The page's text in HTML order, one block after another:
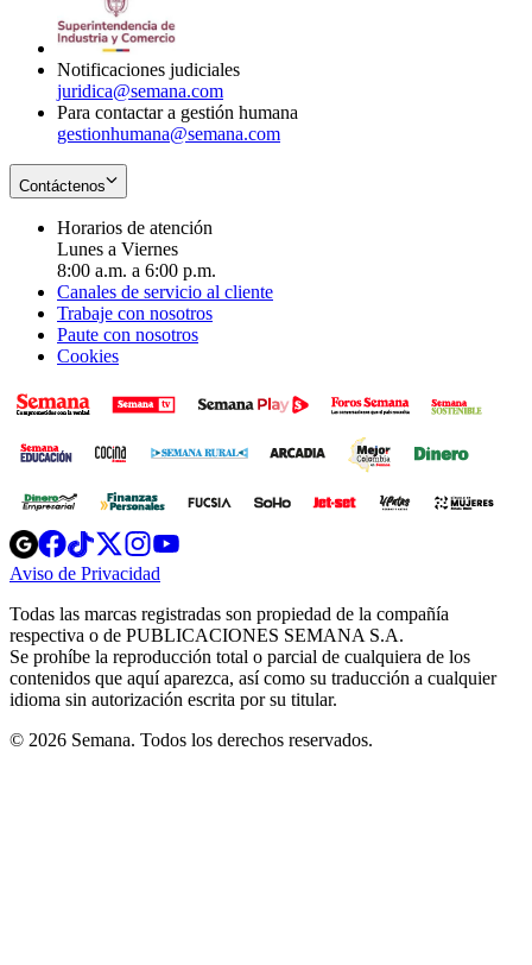
Notificaciones judiciales
juridica@semana.com
Para contactar a gestión humana
gestionhumana@semana.com
Contáctenos
Horarios de atención
Lunes a Viernes
8:00 a.m. a 6:00 p.m.
Canales de servicio al cliente
Trabaje con nosotros
Paute con nosotros
Cookies
Opens
in
new
Opens
in
new
Opens
in
new
window
Opens
new
windowwindow
Aviso de Privacidad
new
window
Todas las marcas registradas son propiedad de la compañía
respectiva o de PUBLICACIONES SEMANA S.A.
Se prohíbe la reproducción total o parcial de cualquiera de los
contenidos que aquí aparezca, así como su traducción a cualquier
idioma sin autorización escrita por su titular.
© 2026 Semana. Todos los derechos reservados.